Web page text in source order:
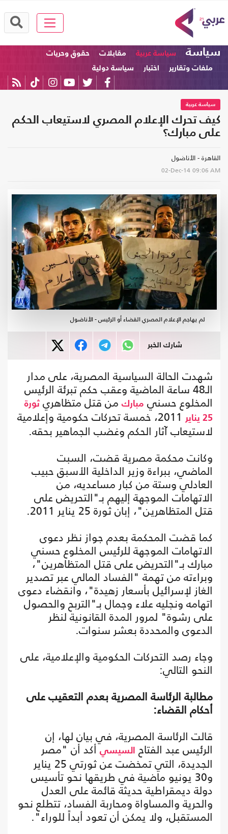
سياسة سياسة عربية مقابلات
حقوق وحريات
ملفات وتقارير
اختبار سياسة دولية
سياسة عربية
كيف تحرك الإعلام المصري لاستيعاب الحكم
على مبارك؟
القاهرة - الأناضول
02-Dec-14 09:06 AM
لم يهاجم الإعلام المصري القضاء أو الرئيس - الأناضول
شارك الخبر
شهدت الحالة السياسية المصرية، على مدار
الـ48 ساعة الماضية وعقب حكم تبرئة الرئيس
المخلوع حسني مبارك من قتل متظاهري ثورة
25 يناير
2011، خمسة تحركات حكومية وإعلامية
لاستيعاب آثار الحكم وغضب الجماهير بحقه.
وكانت محكمة مصرية قضت، السبت
الماضي، ببراءة وزير الداخلية الأسبق حبيب
العادلي وستة من كبار مساعديه، من
الاتهامات الموجهة إليهم بـ"التحريض على
قتل المتظاهرين"، إبان ثورة 25 يناير 2011.
كما قضت المحكمة بعدم جواز نظر دعوى
الاتهامات الموجهة للرئيس المخلوع حسني
مبارك بـ"التحريض على قتل المتظاهرين"،
وبراءته من تهمة "الفساد المالي عبر تصدير
الغاز لإسرائيل بأسعار زهيدة"، وانقضاء دعوى
اتهامه ونجليه علاء وجمال بـ"التربح والحصول
على رشوة" لمرور المدة القانونية لنظر
الدعوى والمحددة بعشر سنوات.
وجاء رصد التحركات الحكومية والإعلامية، على
النحو التالي:
مطالبة الرئاسة المصرية بعدم التعقيب على
أحكام القضاء:
قالت الرئاسة المصرية، في بيان لها، إن
الرئيس عبد الفتاح السيسيأكد أن "مصر
الجديدة، التي تمخضت عن ثورتي 25 يناير
و30 يونيو ماضية في طريقها نحو تأسيس
دولة ديمقراطية حديثة قائمة على العدل
والحرية والمساواة ومحاربة الفساد، تتطلع نحو
المستقبل، ولا يمكن أن تعود أبداً للوراء".